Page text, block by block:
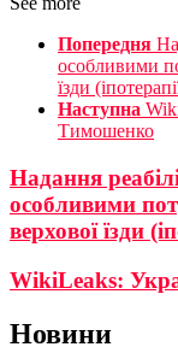
Попередня
особливими
їзди
Наступна
Тимошенко
Надання
особливими
верхової їзди
WikiLeaks:
Новини